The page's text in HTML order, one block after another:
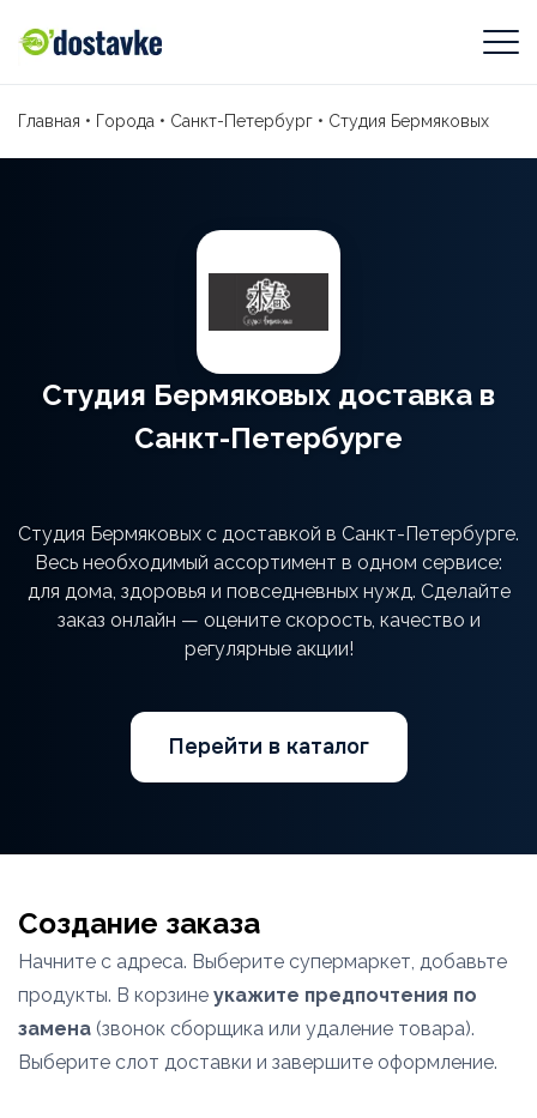
Главная • Города • Санкт-Петербург • Студия Бермяковых
Студия Бермяковых доставка в
Санкт-Петербурге
Студия Бермяковых с доставкой в Санкт-Петербурге.
Весь необходимый ассортимент в одном сервисе:
для дома, здоровья и повседневных нужд. Сделайте
заказ онлайн — оцените скорость, качество и
регулярные акции!
Перейти в каталог
Создание заказа
Начните с адреса. Выберите супермаркет, добавьте
продукты. В корзине укажите предпочтения по
замена (звонок сборщика или удаление товара).
Выберите слот доставки и завершите оформление.